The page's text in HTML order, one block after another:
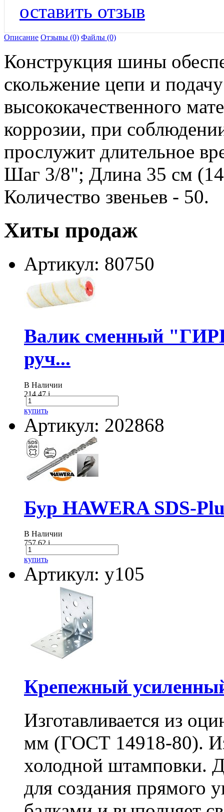
оставить отзыв
Описание Отзывы (0) Файлы (0)
Конструкция шины
скольжение цепи и
высококачественного
коррозии, при
прослужит длительное
Шаг 3/8"; Длина 35 см
Количество звеньев - 50.
Хиты продаж
Артикул: 80750
Валик сменный
руч...
В Наличии
214.47i
купить
Артикул: 202868
Бур HAWERA SDS-
В Наличии
757.62i
купить
Артикул: у105
Крепежный
Изготавливается из
мм (ГОСТ 14918-80).
холодной штамповки.
для создания прямого